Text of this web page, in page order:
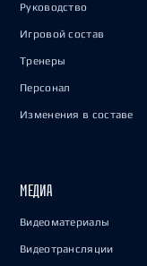
Руководство
Игровой состав
Тренеры
Персонал
Изменения в составе
МЕДИА
Видеоматериалы
Видеотрансляции